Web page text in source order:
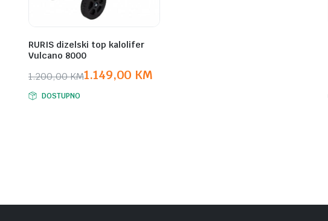
RURIS dizelski top kalolifer
Vulcano 8000
1.200,00KM
Original
price
1.149,00 KM
Current
price
DOSTUPNO